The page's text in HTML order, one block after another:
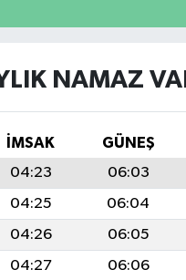
NAMAZ
İMSAK GÜNEŞ
04:23 06:03
04:25 06:04
04:26 06:05
04:27 06:06